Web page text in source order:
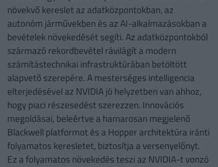
növekvő kereslet az adatközpontokban, az
autonóm járművekben és az AI-alkalmazásokban a
bevételek növekedését segíti. Az adatközpontokból
származó rekordbevétel rávilágít a modern
számítástechnikai infrastruktúrában betöltött
alapvető szerepére. A mesterséges intelligencia
elterjedésével az NVIDIA jó helyzetben van ahhoz,
hogy piaci részesedést szerezzen. Innovációs
megoldásai, beleértve a hamarosan megjelenő
Blackwell platformot és a Hopper architektúra iránti
folyamatos keresletet, biztosítja a versenyelőnyt.
Ez a folyamatos növekedés teszi az NVIDIA-t vonzó